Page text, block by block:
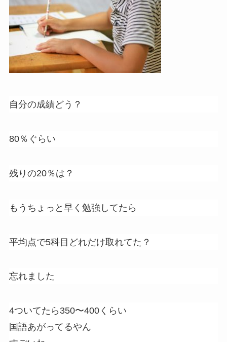
自分の成績どう？
80％ぐらい
残りの20％は？
もうちょっと早く勉強してたら
平均点で5科目どれだけ取れてた？
忘れました
4ついてたら350〜400くらい
国語あがってるやん